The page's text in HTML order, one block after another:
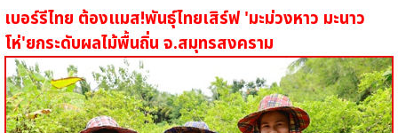
เบอร์รีไทย ต้องแมส!พันธุ์ไทยเสิร์ฟ 'มะม่วงหาว มะนาว
โห่'ยกระดับผลไม้พื้นถิ่น จ.สมุทรสงคราม